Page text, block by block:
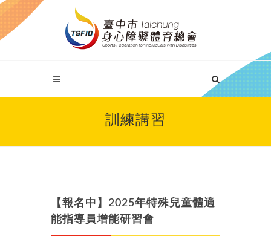
訓練講習
【報名中】2025年特殊兒童體適
能指導員增能研習會